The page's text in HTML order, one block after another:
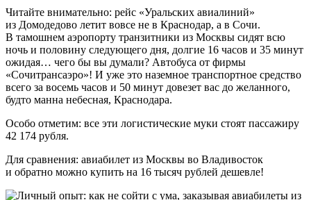
Читайте внимательно: рейс «Уральских авиалиний»
из Домодедово летит вовсе не в Краснодар, а в Сочи.
В тамошнем аэропорту транзитники из Москвы сидят всю
ночь и половину следующего дня, долгие 16 часов и 35 минут
ожидая… чего бы вы думали? Автобуса от фирмы
«Сочитрансаэро»! И уже это наземное транспортное средство
всего за восемь часов и 50 минут довезет вас до желанного,
будто манна небесная, Краснодара.
Особо отметим: все эти логистические муки стоят пассажиру
42 174 рубля.
Для сравнения: авиабилет из Москвы во Владивосток
и обратно можно купить на 16 тысяч рублей дешевле!